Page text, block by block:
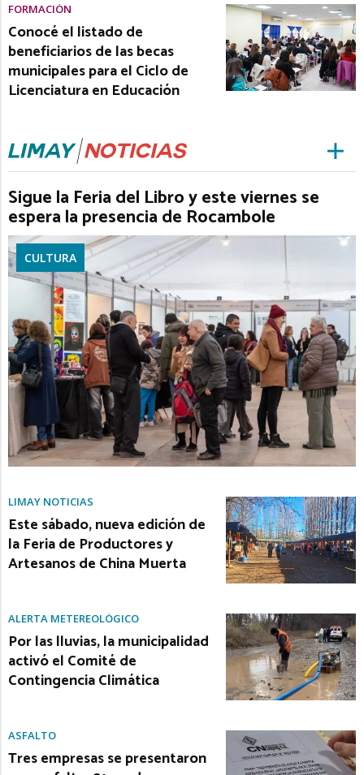
FORMACIÓN
Conocé el listado de
beneficiarios de las becas
municipales para el Ciclo de
Licenciatura en Educación
Sigue la Feria del Libro y este viernes se
espera la presencia de Rocambole
CULTURA
LIMAY NOTICIAS
Este sábado, nueva edición de
la Feria de Productores y
Artesanos de China Muerta
ALERTA METEREOLÓGICO
Por las lluvias, la municipalidad
activó el Comité de
Contingencia Climática
ASFALTO
Tres empresas se presentaron